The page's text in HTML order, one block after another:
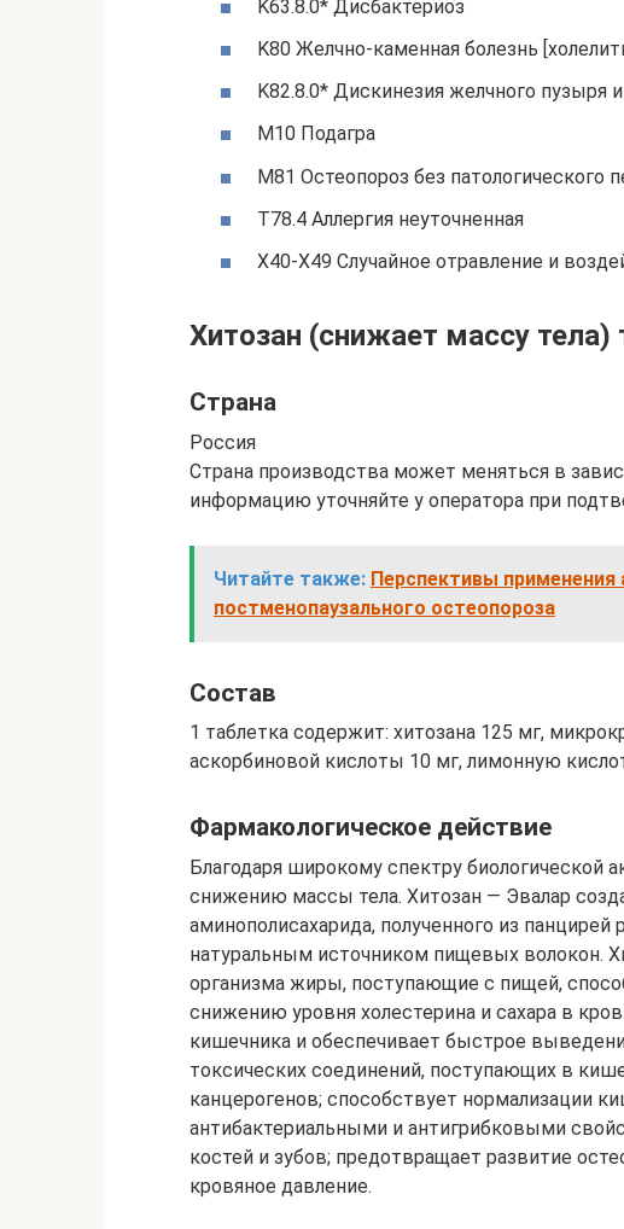
K63.8.0* Дисбактериоз
K80 Желчно-каменная болезнь
K82.8.0* Дискинезия желчного пузыря
M10 Подагра
M81 Остеопороз без патологического
T78.4 Аллергия неуточненная
X40-X49 Случайное отравление и
Хитозан (снижает массу
Страна
Россия
Страна производства может меняться в
информацию уточняйте у оператора при
Читайте также: Перспективы применения
постменопаузального остеопороза
Состав
1 таблетка содержит: хитозана 125 мг,
аскорбиновой кислоты 10 мг, лимонную
Фармакологическое действие
Благодаря широкому спектру биологической
снижению массы тела. Хитозан — Эвалар
аминополисахарида, полученного из
натуральным источником пищевых волокон.
организма жиры, поступающие с пищей,
снижению уровня холестерина и сахара в
кишечника и обеспечивает быстрое
токсических соединений, поступающих в
канцерогенов; способствует нормализации
антибактериальными и антигрибковыми
костей и зубов; предотвращает развитие
кровяное давление.